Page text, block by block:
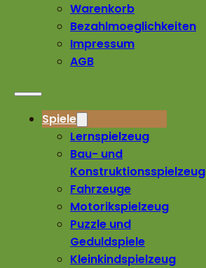
Warenkorb
Bezahlmoeglichkeiten
Impressum
AGB
Spiele
Lernspielzeug
Bau- und
Konstruktionsspielzeug
Fahrzeuge
Motorikspielzeug
Puzzle und
Geduldspiele
Kleinkindspielzeug